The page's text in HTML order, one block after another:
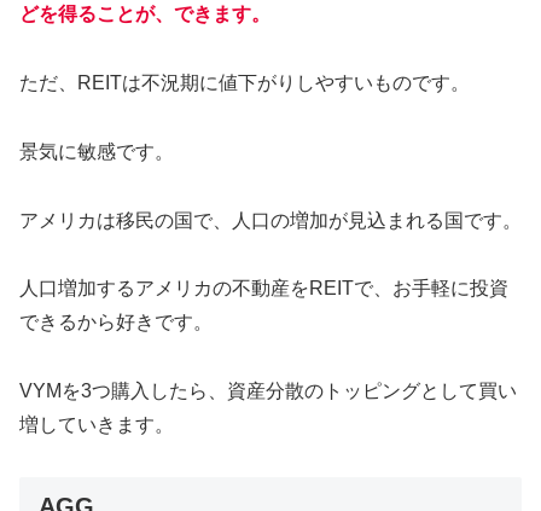
どを得ることが、できます。
ただ、REITは不況期に値下がりしやすいものです。
景気に敏感です。
アメリカは移民の国で、人口の増加が見込まれる国です。
人口増加するアメリカの不動産をREITで、お手軽に投資
できるから好きです。
VYMを3つ購入したら、資産分散のトッピングとして買い
増していきます。